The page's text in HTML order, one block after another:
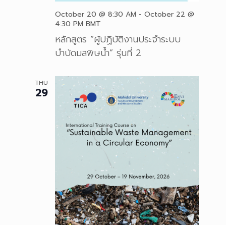
หลักสูตร “ผู้ปฏิบัติงานประจำระบบ
บำบัดมลพิษน้ำ” รุ่นที่ 2
October 20 @ 8:30 AM - October 22 @
4:30 PM BMT
THU
29